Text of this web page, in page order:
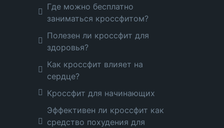
Где можно бесплатно
заниматься кроссфитом?
Полезен ли кроссфит для
здоровья?
Как кроссфит влияет на
сердце?
Кроссфит для начинающих
Эффективен ли кроссфит как
средство похудения для